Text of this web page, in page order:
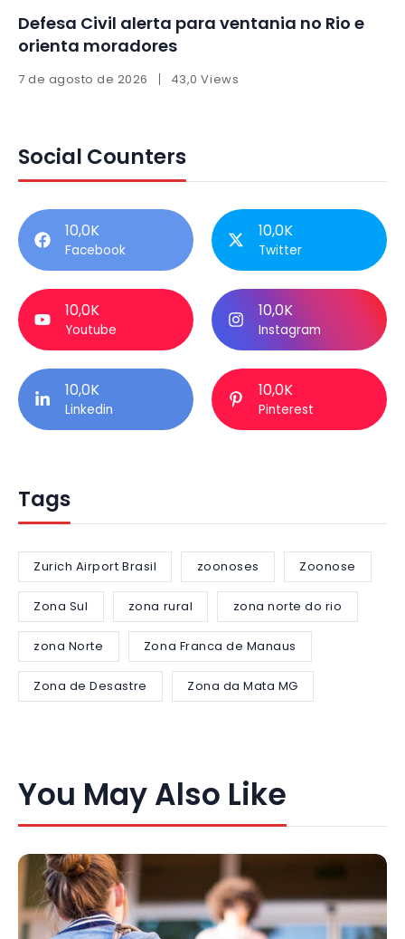
Defesa Civil alerta para ventania no Rio e
orienta moradores
7 de agosto de 2026 43,0 Views
Social Counters
10,0K
Facebook
10,0K
Twitter
10,0K
Youtube
10,0K
Instagram
10,0K
Linkedin
10,0K
Pinterest
Tags
Zurich Airport Brasil zoonoses Zoonose
Zona Sul zona rural zona norte do rio
zona Norte Zona Franca de Manaus
Zona de Desastre Zona da Mata MG
You May Also Like